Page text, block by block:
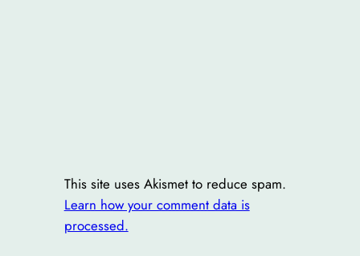
This site uses Akismet to reduce spam.
Learn how your comment data is
processed.